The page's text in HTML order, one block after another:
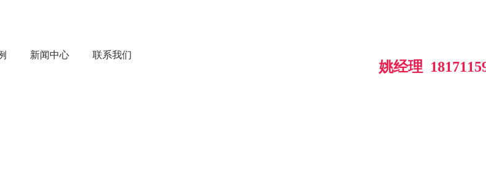
姚经理
新闻中心 联系我们